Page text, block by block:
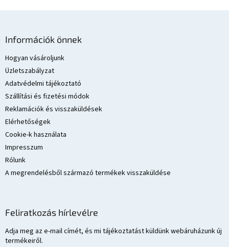
Információk önnek
Hogyan vásároljunk
Üzletszabályzat
Adatvédelmi tájékoztató
Szállítási és fizetési módok
Reklamációk és visszaküldések
Elérhetőségek
Cookie-k használata
Impresszum
Rólunk
A megrendelésből származó termékek visszaküldése
Feliratkozás hírlevélre
Adja meg az e-mail címét, és mi tájékoztatást küldünk webáruházunk új
termékeiről.